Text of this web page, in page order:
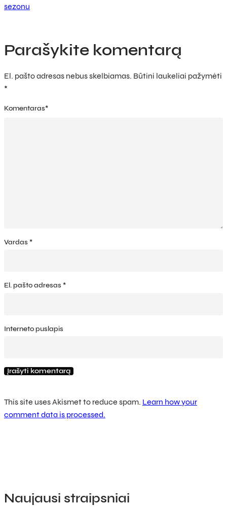
sezonu
Parašykite komentarą
El. pašto adresas nebus skelbiamas. Būtini laukeliai pažymėti
*
Komentaras*
Vardas *
El. pašto adresas *
Interneto puslapis
This site uses Akismet to reduce spam. Learn how your
comment data is processed.
Naujausi straipsniai